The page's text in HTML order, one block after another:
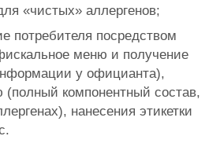
«чистых» аллергенов;
потребителя посредством
меню и получение
у официанта),
компонентный состав,
нанесения этикетки